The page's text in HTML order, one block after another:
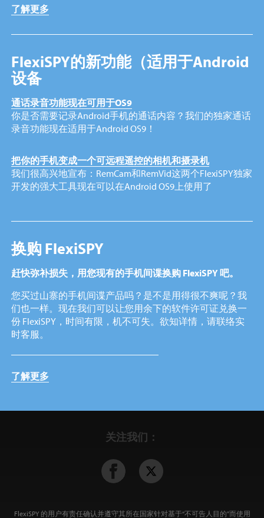
了解更多
FlexiSPY的新功能（适用于Android
设备
通话录音功能现在可用于OS9
你是否需要记录Android手机的通话内容？我们的独家通话
录音功能现在适用于Android OS9！
把你的手机变成一个可远程遥控的相机和摄录机
我们很高兴地宣布：RemCam和RemVid这两个FlexiSPY独家
开发的强大工具现在可以在Android OS9上使用了
换购 FlexiSPY
赶快弥补损失，用您现有的手机间谍换购 FlexiSPY 吧。
您买过山寨的手机间谍产品吗？是不是用得很不爽呢？我
们也一样。现在我们可以让您用余下的软件许可证兑换一
份 FlexiSPY，时间有限，机不可失。欲知详情，请联络实
时客服。
了解更多
关注我们：
FlexiSPY 的用户有责任确认并遵守其所在国家针对基于“不可告人目的”而使用